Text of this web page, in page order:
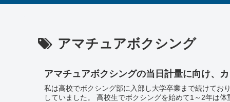
アマチュアボクシング
アマチュアボクシングの当日計量に向け、
私は高校でボクシング部に入部し大学卒業まで続けておりました。 高校、大学とずっと試合では64キロ
していました。 高校生でボクシングを始めて